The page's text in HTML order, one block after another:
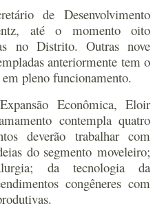
de Desenvolvimento
até o momento oito
no Distrito. Outras nove
anteriormente tem o
pleno funcionamento.
Econômica, Eloir
contempla quatro
deverão trabalhar com
do segmento moveleiro;
da tecnologia da
congêneres com